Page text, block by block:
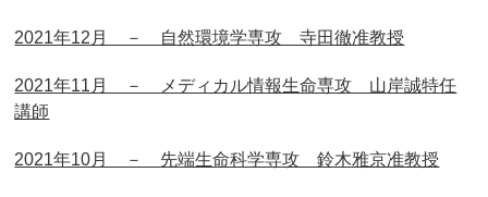
2021年12月 － 自然環境学専攻 寺田徹准教授
2021年11月 － メディカル情報生命専攻 山岸誠特任
講師
2021年10月 － 先端生命科学専攻 鈴木雅京准教授